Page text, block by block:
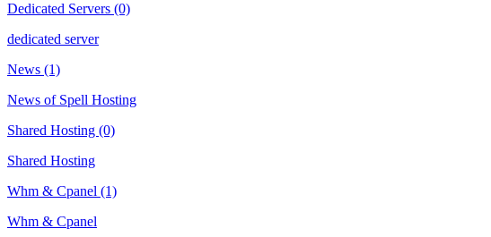
Dedicated Servers (0)
dedicated server
News (1)
News of Spell Hosting
Shared Hosting (0)
Shared Hosting
Whm & Cpanel (1)
Whm & Cpanel